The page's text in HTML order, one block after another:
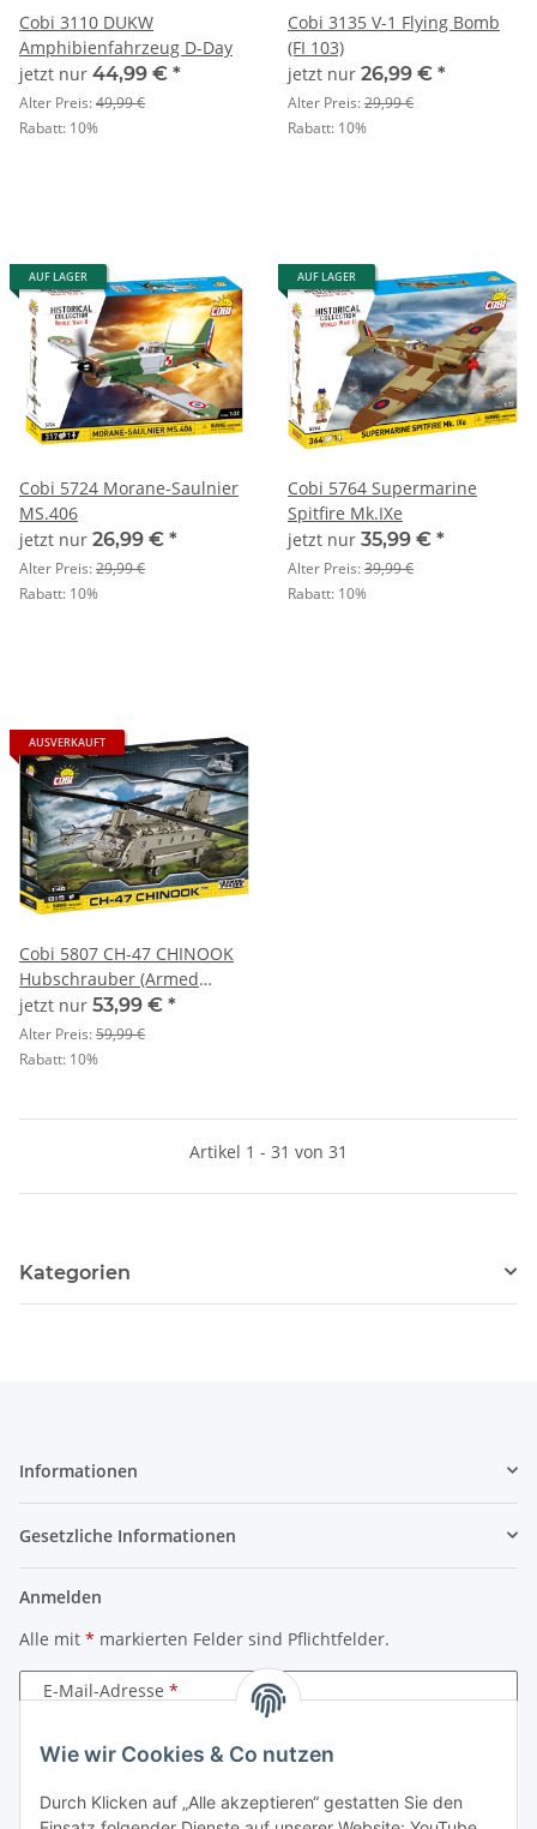
Wie wir Cookies & Co nutzen
Durch Klicken auf „Alle akzeptieren“ gestatten Sie den
Cobi 3110 DUKW
Amphibienfahrzeug D-Day
jetzt nur 44,99 € *
Alter Preis:49,99 €
Rabatt: 10%
Cobi 3135 V-1 Flying Bomb
(FI 103)
jetzt nur 26,99 € *
Alter Preis:29,99 €
Rabatt: 10%
AUF LAGER
Cobi 5724 Morane-Saulnier
MS.406
jetzt nur 26,99 € *
Alter Preis:29,99 €
Rabatt: 10%
AUF LAGER
Cobi 5764 Supermarine
Spitfire Mk.IXe
jetzt nur 35,99 € *
Alter Preis:39,99 €
Rabatt: 10%
AUSVERKAUFT
Cobi 5807 CH-47 CHINOOK
Hubschrauber (Armed
Forces - Planes)
jetzt nur 53,99 € *
Alter Preis:59,99 €
Rabatt: 10%
Artikel 1 - 31 von 31
Kategorien
Informationen
Gesetzliche Informationen
Anmelden
Alle mit * markierten Felder sind Pflichtfelder.
E-Mail-Adresse
Passwort
Anmelden